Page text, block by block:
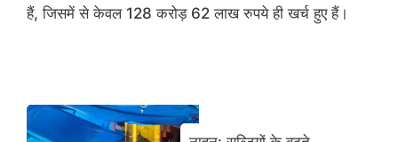
हैं, जिसमें से केवल 128 करोड़ 62 लाख रुपये ही खर्च हुए हैं।